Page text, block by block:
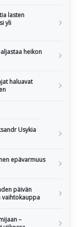
lasten
yli
heikon
haluavat
Usykia
epävarmuus
päivän
vaihtokauppa
–